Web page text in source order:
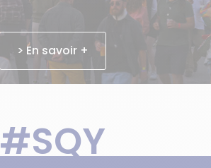
> En savoir +
#SQY